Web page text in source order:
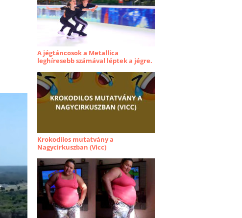
A jégtáncosok a Metallica
leghíresebb számával léptek a jégre.
Krokodilos mutatvány a
Nagycirkuszban (Vicc)